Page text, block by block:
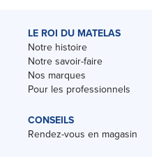
LE ROI DU MATELAS
Notre histoire
Notre savoir-faire
Nos marques
Pour les professionnels
CONSEILS
Rendez-vous en magasin